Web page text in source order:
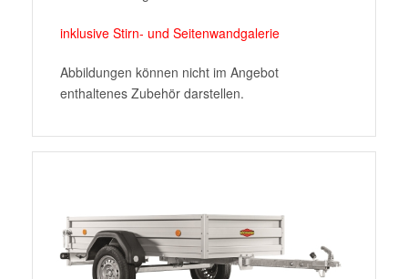
inklusive Stirn- und Seitenwandgalerie
Abbildungen können nicht im Angebot
enthaltenes Zubehör darstellen.